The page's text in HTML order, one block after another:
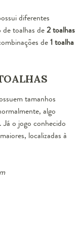
diferentes
toalhas de2 toalhas
de1 toalha
tamanhos
algo
Já o jogo conhecido
localizadas à